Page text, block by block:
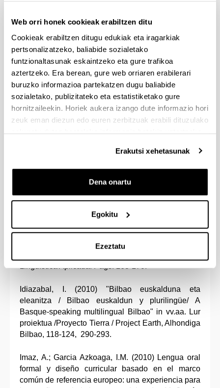
Web orri honek cookieak erabiltzen ditu
Cookieak erabiltzen ditugu edukiak eta iragarkiak
pertsonalizatzeko, baliabide sozialetako
funtzionaltasunak eskaintzeko eta gure trafikoa
aztertzeko. Era berean, gure web orriaren erabilerari
buruzko informazioa partekatzen dugu baliabide
sozialetako, publizitateko eta estatistiketako gure
hornitzaileekin. Horiek aukera izango dute informazio hori
zeuk eman diezun edo euren zerbitzuak erabili dituzulako
eskuratu duten bestelako informazio batekin uztartzeko.
Erakutsi xehetasunak
Dena onartu
Egokitu
Ezeztatu
Garcia Azkoaga, I.M.; Diaz De Gereñu, L.; Imaz A.;
Alegria A. (2010) Ahozkotasunaren irakaskuntza
bigarren hezkuntzako testuliburuetan, TANTAK, 22,
1zk, 7-42.
García Azkoaga I.M. y Diaz de Gereñu L. (2010)
Cohesión en situación de interacción: el caso de la
contraste aspectual perfectivo / imperfectivo en
castellano: semántica y discurso." In Rosario
Caballero Rodríguez y María Jesús Pinar Sanz
(eds.) MODOS y formas de la comunicación
humana = Ways and Modes of Human
Communication: Ediciones de la Universidad de
Lingüística Aplicada. Págs. 163-170.
Idiazabal, I. (2010) "Bilbao euskalduna eta
eleanitza / Bilbao euskaldun y plurilingüe/ A
Basque-speaking multilingual Bilbao" in vv.aa. Lur
proiektua /Proyecto Tierra / Project Earth, Alhondiga
Bilbao, 118-124, 290-293.
Imaz, A.; Garcia Azkoaga, I.M. (2010) Lengua oral
formal y diseño curricular basado en el marco
común de referencia europeo: una experiencia para